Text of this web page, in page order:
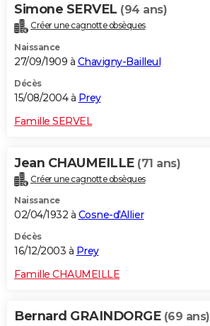
Simone SERVEL (94 ans)
Créer une cagnotte obsèques
Naissance
27/09/1909 à Chavigny-Bailleul
Décès
15/08/2004 à Prey
Famille SERVEL
Jean CHAUMEILLE (71 ans)
Créer une cagnotte obsèques
Naissance
02/04/1932 à Cosne-d'Allier
Décès
16/12/2003 à Prey
Famille CHAUMEILLE
Bernard GRAINDORGE (69 ans)